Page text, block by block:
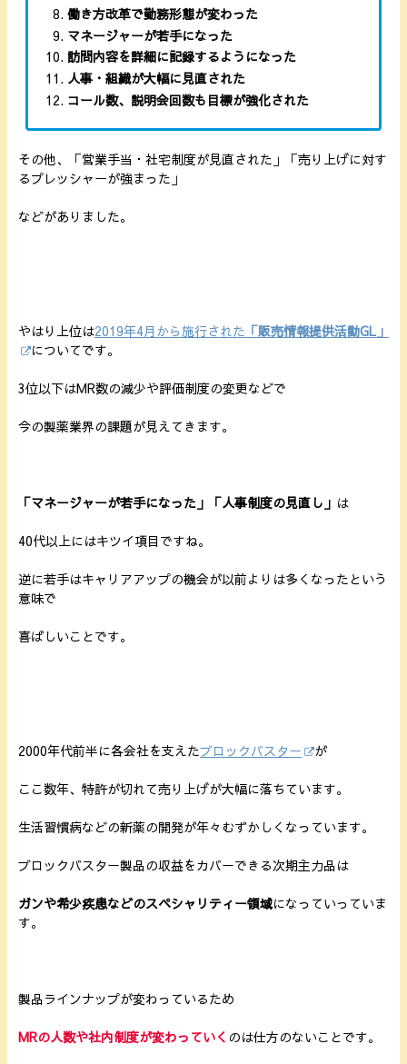
働き方改革で勤務形態が変わった
マネージャーが若手になった
訪問内容を詳細に記録するようになった
人事・組織が大幅に見直された
コール数、説明会回数も目標が強化された
その他、「営業手当・社宅制度が見直された」「売り上げに対す
るプレッシャーが強まった」
などがありました。
やはり上位は2019年4月から施行された 「販売情報提供活動GL」
についてです。
3位以下はMR数の減少や評価制度の変更などで
今の製薬業界の課題が見えてきます。
「マネージャーが若手になった」「人事制度の見直し」 は
40代以上にはキツイ項目ですね。
逆に若手はキャリアアップの機会が以前よりは多くなったという
意味で
喜ばしいことです。
2000年代前半に各会社を支えたブロックバスター が
ここ数年、特許が切れて売り上げが大幅に落ちています。
生活習慣病などの新薬の開発が年々むずかしくなっています。
ブロックバスター製品の収益をカバーできる次期主力品は
ガンや希少疾患などのスペシャリティー領域になっていっていま
す。
製品ラインナップが変わっているため
MRの人数や社内制度が変わっていく のは仕方のないことです。